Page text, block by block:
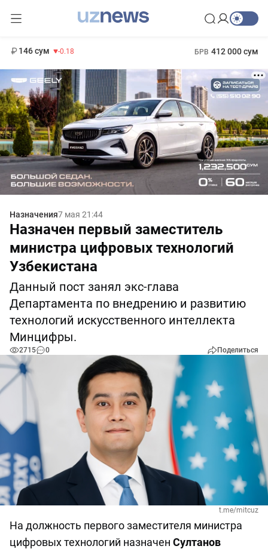
146 сум -0.18 БРВ 412 000 сум
Назначения7 мая 21:44
Назначен первый заместитель
министра цифровых технологий
Узбекистана
Данный пост занял экс-глава
Департамента по внедрению и развитию
технологий искусственного интеллекта
Минцифры.
2715 0 Поделиться
t.me/mitcuz
На должность первого заместителя министра
цифровых технологий назначен Султанов